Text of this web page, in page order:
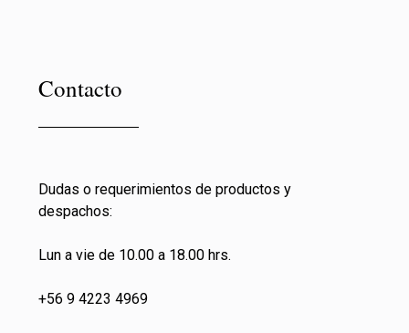
Contacto
Dudas o requerimientos de productos y
despachos:
Lun a vie de 10.00 a 18.00 hrs.
+56 9 4223 4969